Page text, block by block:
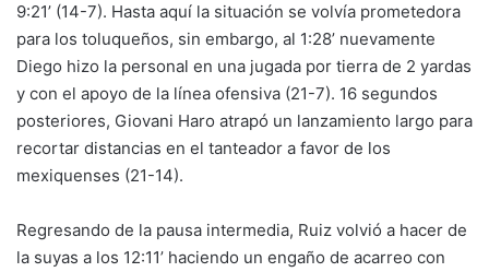
9:21’ (14-7). Hasta aquí la situación se volvía prometedora
para los toluqueños, sin embargo, al 1:28’ nuevamente
Diego hizo la personal en una jugada por tierra de 2 yardas
y con el apoyo de la línea ofensiva (21-7). 16 segundos
posteriores, Giovani Haro atrapó un lanzamiento largo para
recortar distancias en el tanteador a favor de los
mexiquenses (21-14).
Regresando de la pausa intermedia, Ruiz volvió a hacer de
la suyas a los 12:11’ haciendo un engaño de acarreo con